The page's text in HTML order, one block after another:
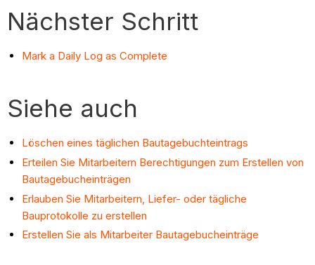
Nächster Schritt
Mark a Daily Log as Complete
Siehe auch
Löschen eines täglichen Bautagebuchteintrags
Erteilen Sie Mitarbeitern Berechtigungen zum Erstellen von
Bautagebucheinträgen
Erlauben Sie Mitarbeitern, Liefer- oder tägliche
Bauprotokolle zu erstellen
Erstellen Sie als Mitarbeiter Bautagebucheinträge